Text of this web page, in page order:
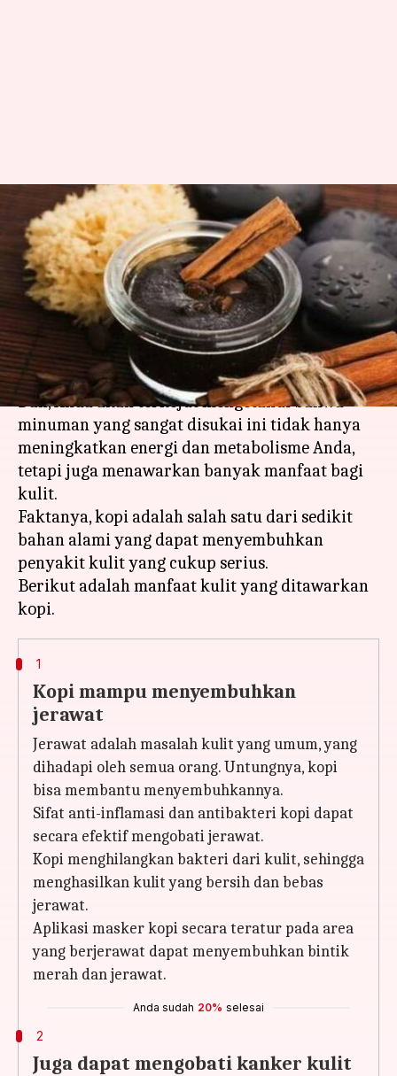
Bagaimana kopi dapat
memberikan keajaiban bagi
kulit Anda?
menulis Handoko Apr 13, 2023 12:44 pm
Apa ceritanya
Dunia mencintai kopi!
Dan, Anda akan terkejut mengetahui bahwa
minuman yang sangat disukai ini tidak hanya
meningkatkan energi dan metabolisme Anda,
tetapi juga menawarkan banyak manfaat bagi
kulit.
Faktanya, kopi adalah salah satu dari sedikit
bahan alami yang dapat menyembuhkan
penyakit kulit yang cukup serius.
Berikut adalah manfaat kulit yang ditawarkan
1
Kopi mampu menyembuhkan
jerawat
Jerawat adalah masalah kulit yang umum, yang
dihadapi oleh semua orang. Untungnya, kopi
bisa membantu menyembuhkannya.
Sifat anti-inflamasi dan antibakteri kopi dapat
secara efektif mengobati jerawat.
Kopi menghilangkan bakteri dari kulit, sehingga
menghasilkan kulit yang bersih dan bebas
jerawat.
Aplikasi masker kopi secara teratur pada area
yang berjerawat dapat menyembuhkan bintik
merah dan jerawat.
Anda sudah 20% selesai
2
Juga dapat mengobati kanker kulit